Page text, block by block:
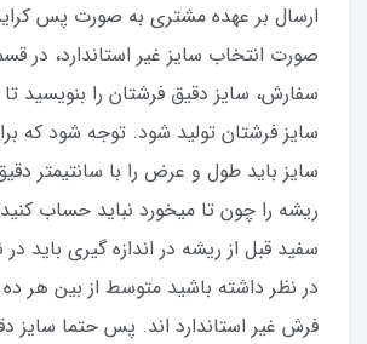
ارسال بر عهده مشتری به صورت پس
صورت انتخاب سایز غیر استاندارد، در
سفارش، سایز دقیق فرشتان را بنویسید
سایز فرشتان تولید شود. توجه شود که
سایز باید طول و عرض را با سانتیمتر دقیق
ریشه را چون تا میخورد نباید حساب
سفید قبل از ریشه در اندازه گیری باید
در نظر داشته باشید متوسط از بین هر
فرش غیر استاندارد اند. پس حتما سایز